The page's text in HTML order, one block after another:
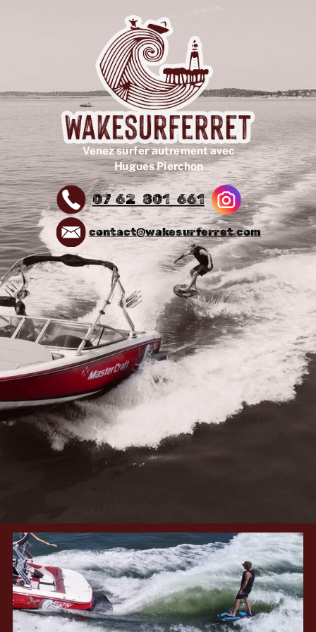
07 62 801 661
contact@wakesurferret.com
Venez surfer autrement avec
Hugues Pierchon